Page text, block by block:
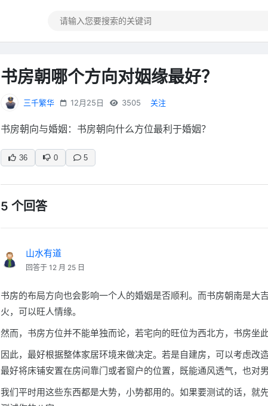
书房朝哪个方向对姻缘最好？
三千繁华 12月25日 3505 关注
书房朝向与婚姻：书房朝向什么方位最利于婚姻？
36 0 5
5 个回答
山水有道
回答于 12 月 25 日
书房的布局方向也会影响一个人的婚姻是否顺利。而书房朝南是大
火，可以旺人情缘。
然而，书房方位并不能单独而论，若宅向的旺位为西北方，书房坐
因此，最好根据整体家居环境来做决定。若是自建房，可以考虑改
最好将床铺安置在房间靠门或者窗户的位置，既能通风透气，也对
我们平时用这些东西都是大势，小势都用的。如果要测试的话，就